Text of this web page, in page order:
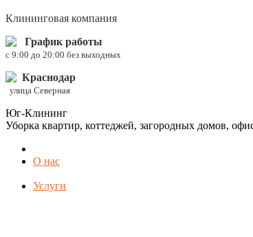
Клининговая компания
График работы
c 9:00 до 20:00 без выходных
Краснодар
улица Северная
Юг-Клининг
Уборка квартир, коттеджей, загородных домов,
О нас
Услуги